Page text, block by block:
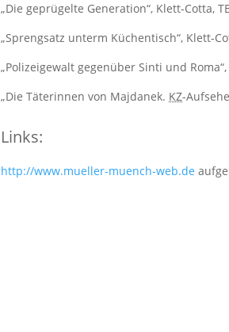
„Die geprügelte Generation“, Klett-Cotta,
„Sprengsatz unterm Küchentisch“, Klett-
„Polizeigewalt gegenüber Sinti und
„Die Täterinnen von Majdanek. KZ-
Links:
http://www.mueller-muench-web.de